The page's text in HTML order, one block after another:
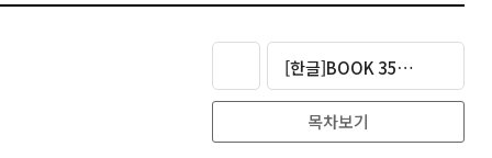
[한글]BOOK 350,000원
목차보기